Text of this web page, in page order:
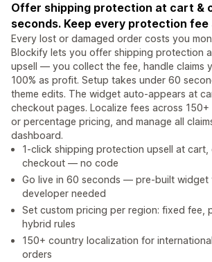
Offer shipping protection at cart &
seconds. Keep every protection
Every lost or damaged order costs you
Blockify lets you offer shipping protection
upsell — you collect the fee, handle claims
100% as profit. Setup takes under 60
theme edits. The widget auto-appears at
checkout pages. Localize fees across
or percentage pricing, and manage all
dashboard.
1-click shipping protection upsell at cart,
checkout — no code
Go live in 60 seconds — pre-built widget
developer needed
Set custom pricing per region: fixed fee,
hybrid rules
150+ country localization for
orders